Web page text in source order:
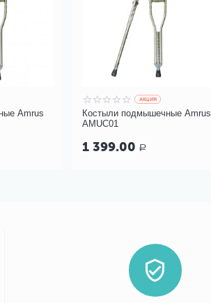
Amrus
AКЦИЯ
Костыли подмышечные Amrus
AMUC01
1 399.00 Р